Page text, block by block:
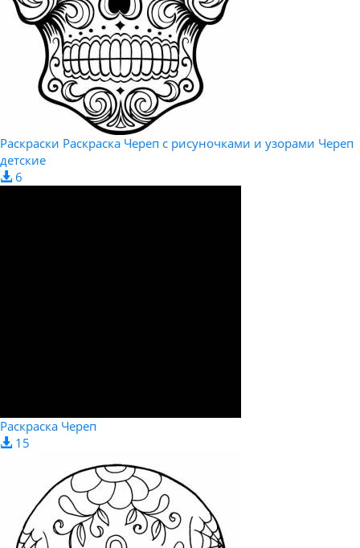
Раскраски Раскраска Череп с рисуночками и узорами Череп
детские
6
Раскраска Череп
15